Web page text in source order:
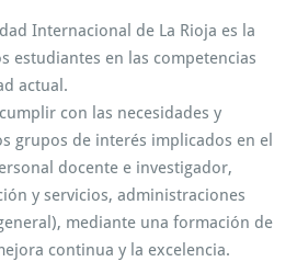
Internacional de La Rioja es la
estudiantes en las competencias
actual.
con las necesidades y
grupos de interés implicados en el
docente e investigador,
y servicios, administraciones
mediante una formación de
continua y la excelencia.